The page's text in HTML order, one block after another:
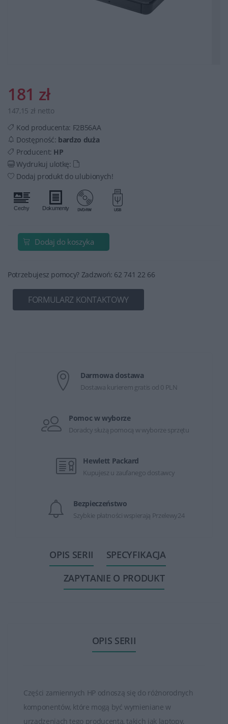
181 zł
147,15 zł netto
Kod producenta: F2B56AA
Dostępność: bardzo duża
Producent: HP
Wydrukuj ulotkę:
Dodaj produkt do ulubionych!
Dodaj do koszyka
Potrzebujesz pomocy? Zadzwoń: 62 741 22 66
FORMULARZ KONTAKTOWY
Darmowa dostawa
Dostawa kurierem gratis od 0 PLN
Pomoc w wyborze
Doradcy służą pomocą w wyborze sprzętu
Hewlett Packard
Kupujesz u zaufanego dostawcy
Bezpieczeństwo
Szybkie płatności wspierają Przelewy24
OPIS SERII
SPECYFIKACJA
ZAPYTANIE O PRODUKT
OPIS SERII
Części zamiennych HP odnoszą się do różnorodnych
komponentów, które mogą być wymieniane w
urządzeniach tego producenta, takich jak laptopy,